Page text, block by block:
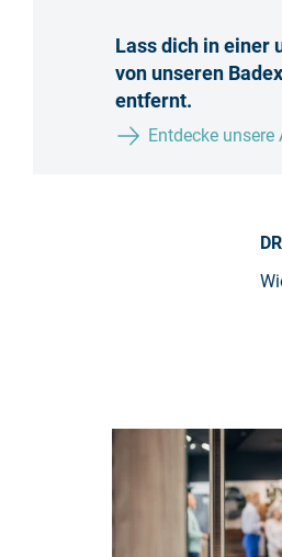
Lass dich in einer
von unseren
entfernt.
Entdecke